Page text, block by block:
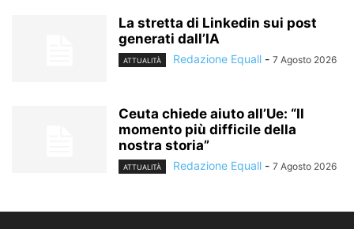
La stretta di Linkedin sui post
generati dall’IA
ATTUALITÀ Redazione Equall - 7 Agosto 2026
Ceuta chiede aiuto all’Ue: “Il
momento più difficile della
nostra storia”
ATTUALITÀ Redazione Equall - 7 Agosto 2026